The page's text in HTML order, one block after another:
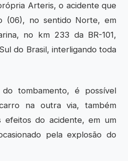
Arteris, o acidente que
(06), no sentido Norte, em
no km 233 da BR-101,
do Brasil, interligando toda
tombamento, é possível
na outra via, também
efeitos do acidente, em um
pela explosão do